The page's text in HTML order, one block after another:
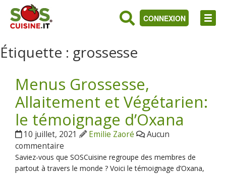
CONNEXION
Étiquette : grossesse
Menus Grossesse,
Allaitement et Végétarien:
le témoignage d’Oxana
10 juillet, 2021 Emilie Zaoré
Aucun
commentaire
Saviez-vous que SOSCuisine regroupe des membres de
partout à travers le monde ? Voici le témoignage d’Oxana,